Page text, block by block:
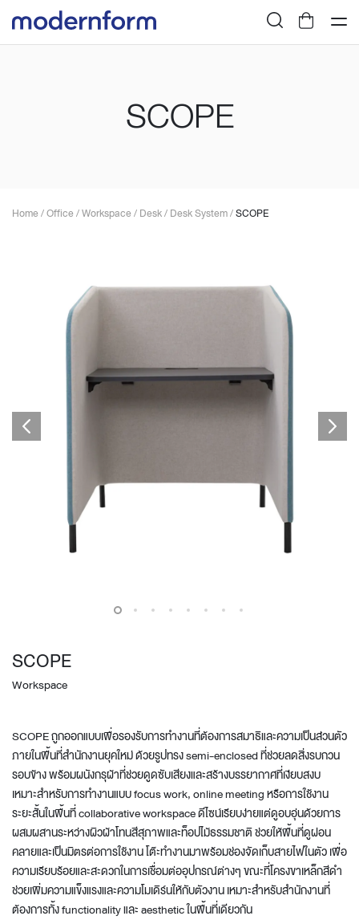
SCOPE
Home/Office/Workspace/Desk/Desk System/SCOPE
SCOPE
Workspace
SCOPE ถูกออกแบบเพื่อรองรับการทำงานที่ต้องการสมาธิและความเป็นส่วนตัว
ภายในพื้นที่สำนักงานยุคใหม่ ด้วยรูปทรง semi-enclosed ที่ช่วยลดสิ่งรบกวน
รอบข้าง พร้อมผนังกรุผ้าที่ช่วยดูดซับเสียงและสร้างบรรยากาศที่เงียบสงบ
เหมาะสำหรับการทำงานแบบ focus work, online meeting หรือการใช้งาน
ระยะสั้นในพื้นที่ collaborative workspace ดีไซน์เรียบง่ายแต่ดูอบอุ่นด้วยการ
ผสมผสานระหว่างผิวผ้าโทนสีสุภาพและท็อปไม้ธรรมชาติ ช่วยให้พื้นที่ดูผ่อน
คลายและเป็นมิตรต่อการใช้งาน โต๊ะทำงานมาพร้อมช่องจัดเก็บสายไฟในตัว เพื่อ
ความเรียบร้อยและสะดวกในการเชื่อมต่ออุปกรณ์ต่างๆ ขณะที่โครงขาเหล็กสีดำ
ช่วยเพิ่มความแข็งแรงและความโมเดิร์นให้กับตัวงาน เหมาะสำหรับสำนักงานที่
ต้องการทั้ง functionality และ aesthetic ในพื้นที่เดียวกัน